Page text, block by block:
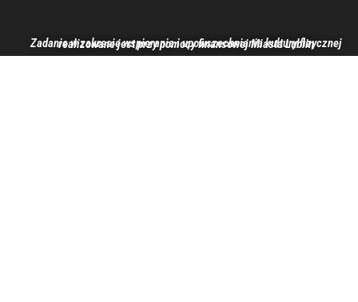
Zadanie w zakresie wspierania i upowszechniania kultury fizycznej realizowane jest przy pomocy finansowej Miasta Lublin